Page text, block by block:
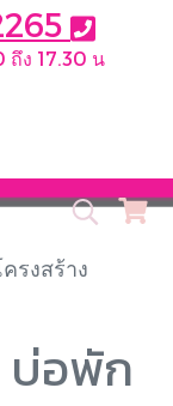
ถึง 17.30 น
รงสร้าง
บ่อพัก